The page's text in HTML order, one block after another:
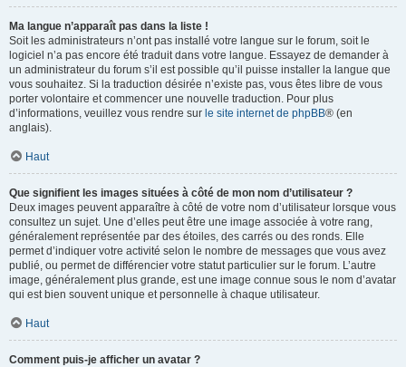
Ma langue n’apparaît pas dans la liste !
Soit les administrateurs n’ont pas installé votre langue sur le forum, soit le
logiciel n’a pas encore été traduit dans votre langue. Essayez de demander à
un administrateur du forum s’il est possible qu’il puisse installer la langue que
vous souhaitez. Si la traduction désirée n’existe pas, vous êtes libre de vous
porter volontaire et commencer une nouvelle traduction. Pour plus
d’informations, veuillez vous rendre sur le site internet de phpBB® (en
anglais).
Haut
Que signifient les images situées à côté de mon nom d’utilisateur ?
Deux images peuvent apparaître à côté de votre nom d’utilisateur lorsque vous
consultez un sujet. Une d’elles peut être une image associée à votre rang,
généralement représentée par des étoiles, des carrés ou des ronds. Elle
permet d’indiquer votre activité selon le nombre de messages que vous avez
publié, ou permet de différencier votre statut particulier sur le forum. L’autre
image, généralement plus grande, est une image connue sous le nom d’avatar
qui est bien souvent unique et personnelle à chaque utilisateur.
Haut
Comment puis-je afficher un avatar ?